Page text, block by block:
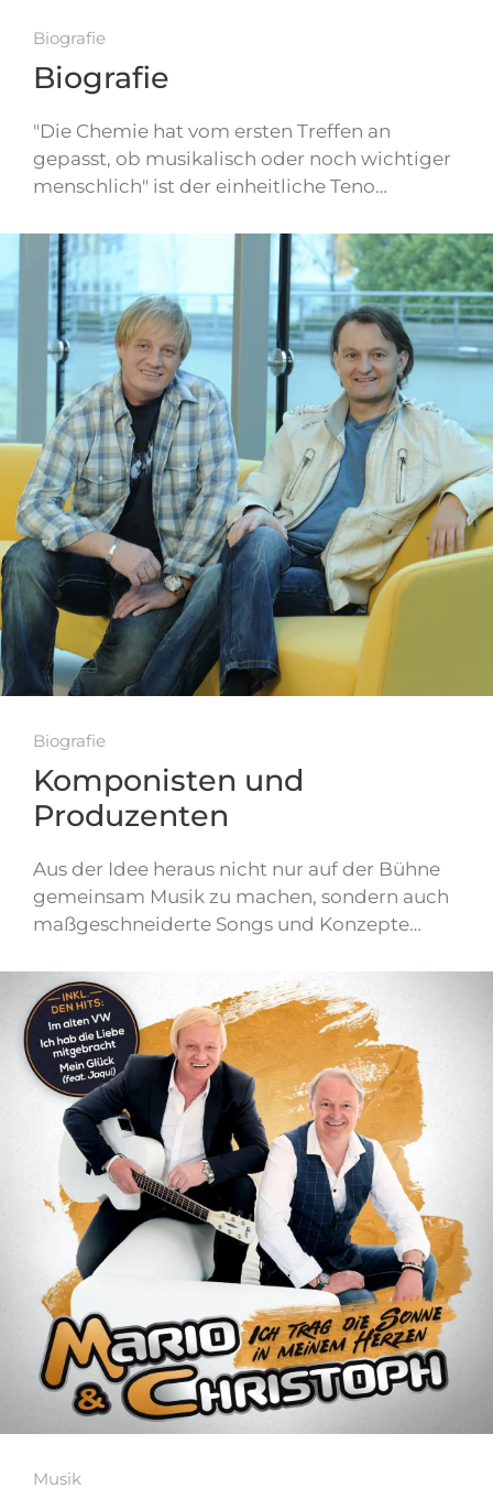
Biografie
Biografie
"Die Chemie hat vom ersten Treffen an
gepasst, ob musikalisch oder noch wichtiger
menschlich" ist der einheitliche Teno…
Biografie
Komponisten und
Produzenten
Aus der Idee heraus nicht nur auf der Bühne
gemeinsam Musik zu machen, sondern auch
maßgeschneiderte Songs und Konzepte…
Musik